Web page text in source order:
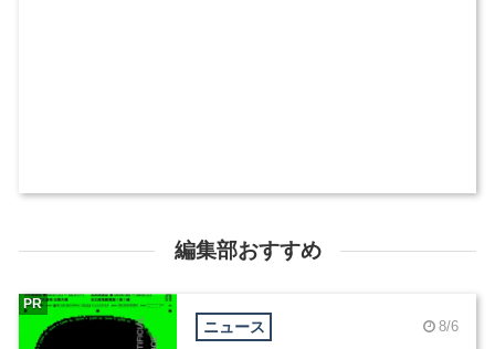
編集部おすすめ
ニュース 8/6
PR